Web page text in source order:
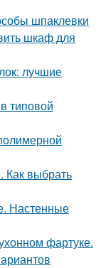
шпаклевки
шкаф для
лучшие
типовой
Как выбрать
Настенные
фартуке.